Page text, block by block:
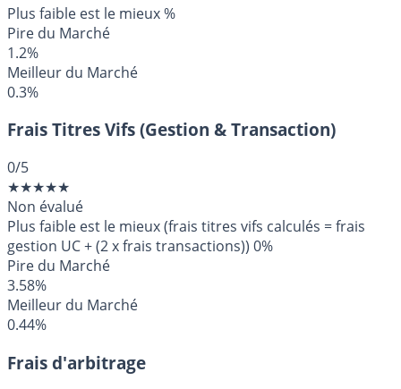
Plus faible est le mieux%
Pire du Marché
1.2%
Meilleur du Marché
0.3%
Frais Titres Vifs (Gestion & Transaction)
0/5
★★★★★
Non évalué
Plus faible est le mieux (frais titres vifs calculés = frais
gestion UC + (2 x frais transactions)) 0%
Pire du Marché
3.58%
Meilleur du Marché
0.44%
Frais d'arbitrage